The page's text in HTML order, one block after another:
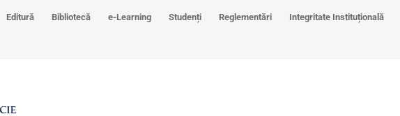
Editură Bibliotecă e-Learning Studenți Reglementări Integritate Instituțională